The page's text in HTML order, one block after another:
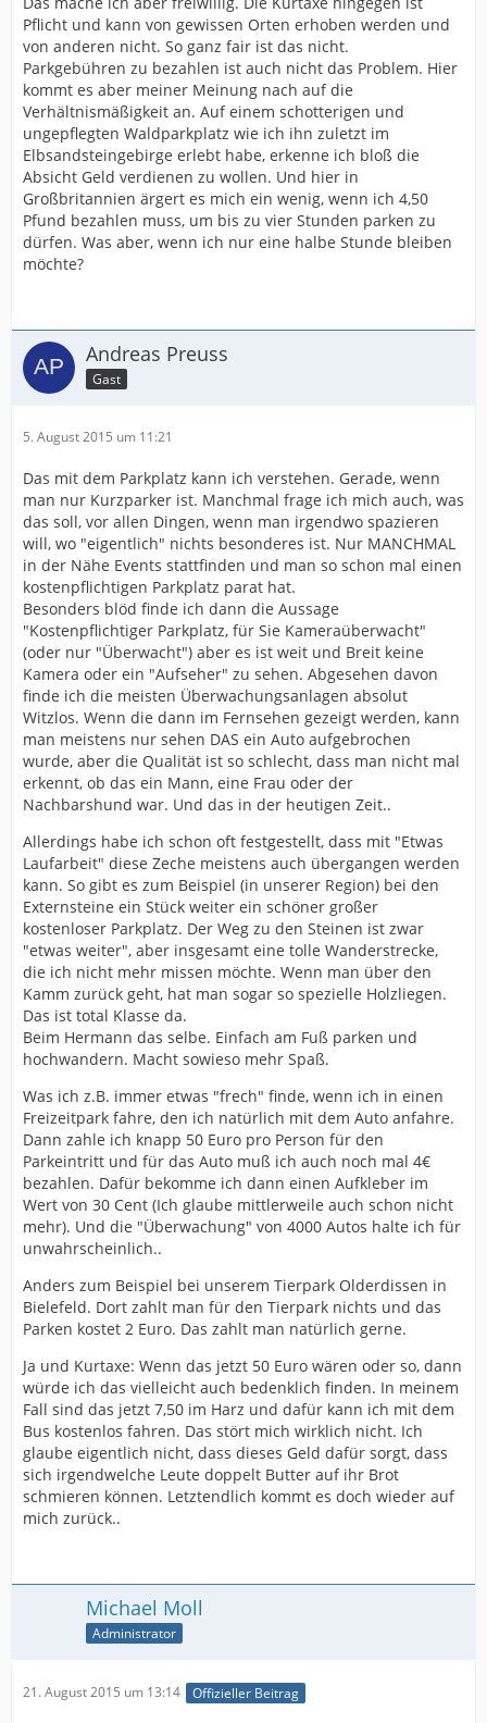
Pflicht und kann von gewissen Orten erhoben werden und
von anderen nicht. So ganz fair ist das nicht.
Parkgebühren zu bezahlen ist auch nicht das Problem. Hier
kommt es aber meiner Meinung nach auf die
Verhältnismäßigkeit an. Auf einem schotterigen und
ungepflegten Waldparkplatz wie ich ihn zuletzt im
Elbsandsteingebirge erlebt habe, erkenne ich bloß die
Absicht Geld verdienen zu wollen. Und hier in
Großbritannien ärgert es mich ein wenig, wenn ich 4,50
Pfund bezahlen muss, um bis zu vier Stunden parken zu
dürfen. Was aber, wenn ich nur eine halbe Stunde bleiben
möchte?
Andreas Preuss
Gast
5. August 2015 um 11:21
Das mit dem Parkplatz kann ich verstehen. Gerade, wenn
man nur Kurzparker ist. Manchmal frage ich mich auch, was
das soll, vor allen Dingen, wenn man irgendwo spazieren
will, wo "eigentlich" nichts besonderes ist. Nur MANCHMAL
in der Nähe Events stattfinden und man so schon mal einen
kostenpflichtigen Parkplatz parat hat.
Besonders blöd finde ich dann die Aussage
"Kostenpflichtiger Parkplatz, für Sie Kameraüberwacht"
(oder nur "Überwacht") aber es ist weit und Breit keine
Kamera oder ein "Aufseher" zu sehen. Abgesehen davon
finde ich die meisten Überwachungsanlagen absolut
Witzlos. Wenn die dann im Fernsehen gezeigt werden, kann
man meistens nur sehen DAS ein Auto aufgebrochen
wurde, aber die Qualität ist so schlecht, dass man nicht mal
erkennt, ob das ein Mann, eine Frau oder der
Nachbarshund war. Und das in der heutigen Zeit..
Allerdings habe ich schon oft festgestellt, dass mit "Etwas
Laufarbeit" diese Zeche meistens auch übergangen werden
kann. So gibt es zum Beispiel (in unserer Region) bei den
Externsteine ein Stück weiter ein schöner großer
kostenloser Parkplatz. Der Weg zu den Steinen ist zwar
"etwas weiter", aber insgesamt eine tolle Wanderstrecke,
die ich nicht mehr missen möchte. Wenn man über den
Kamm zurück geht, hat man sogar so spezielle Holzliegen.
Das ist total Klasse da.
Beim Hermann das selbe. Einfach am Fuß parken und
hochwandern. Macht sowieso mehr Spaß.
Was ich z.B. immer etwas "frech" finde, wenn ich in einen
Freizeitpark fahre, den ich natürlich mit dem Auto anfahre.
Dann zahle ich knapp 50 Euro pro Person für den
Parkeintritt und für das Auto muß ich auch noch mal 4€
bezahlen. Dafür bekomme ich dann einen Aufkleber im
Wert von 30 Cent (Ich glaube mittlerweile auch schon nicht
mehr). Und die "Überwachung" von 4000 Autos halte ich für
unwahrscheinlich..
Anders zum Beispiel bei unserem Tierpark Olderdissen in
Bielefeld. Dort zahlt man für den Tierpark nichts und das
Parken kostet 2 Euro. Das zahlt man natürlich gerne.
Ja und Kurtaxe: Wenn das jetzt 50 Euro wären oder so, dann
würde ich das vielleicht auch bedenklich finden. In meinem
Fall sind das jetzt 7,50 im Harz und dafür kann ich mit dem
Bus kostenlos fahren. Das stört mich wirklich nicht. Ich
glaube eigentlich nicht, dass dieses Geld dafür sorgt, dass
sich irgendwelche Leute doppelt Butter auf ihr Brot
schmieren können. Letztendlich kommt es doch wieder auf
mich zurück..
Michael Moll
Administrator
21. August 2015 um 13:14 Offizieller Beitrag